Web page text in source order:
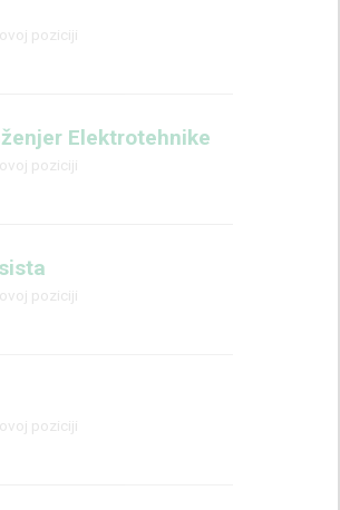
poziciji
Elektrotehnike
poziciji
poziciji
poziciji